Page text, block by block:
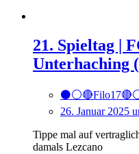
21. Spieltag |
Unterhaching
26. Januar 2025
Tippe mal auf
damals Lezcano